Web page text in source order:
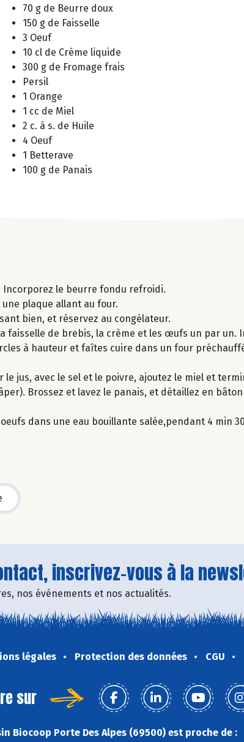
70 g de Beurre doux
150 g de Faisselle
3 Oeuf
10 cl de Crème liquide
300 g de Fromage frais
Persil
1 Orange
1 cc de Miel
2 c. à s. de Huile
4 Oeuf
1 Betterave
100 g de Panais
Incorporez le beurre fondu refroidi.
une plaque allant au four.
bien, et réservez au congélateur.
faisselle de brebis, la crème et les œufs un par un.
à hauteur et faîtes cuire dans un four
jus, avec le sel et le poivre, ajoutez le miel et
Brossez et lavez le panais, et détaillez en
dans une eau bouillante salée,pendant 4 min
inscrivez-vous à la
nos événements et nos actualités.
légales Protection des données CGU
sur
Biocoop Porte Des Alpes (69500) est proche de :